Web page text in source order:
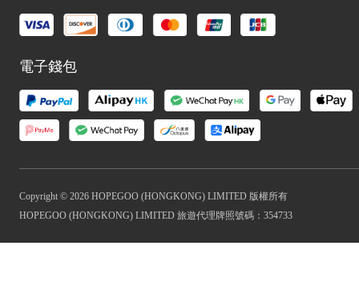
電子錢包
Copyright © 2026 HOPEGOO (HONGKONG) LIMITED 版權所有
HOPEGOO (HONGKONG) LIMITED 旅遊代理牌照號碼：354733